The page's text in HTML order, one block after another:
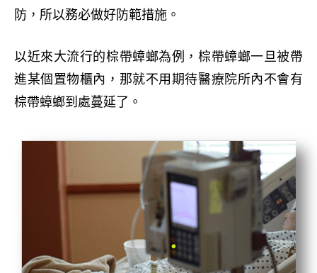
防，所以務必做好防範措施。
以近來大流行的棕帶蟑螂為例，棕帶蟑螂一旦被帶
進某個置物櫃內，那就不用期待醫療院所內不會有
棕帶蟑螂到處蔓延了。